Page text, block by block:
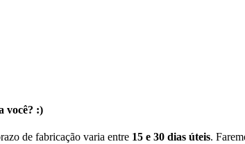
você? :)
de fabricação varia entre 15 e 30 dias úteis.